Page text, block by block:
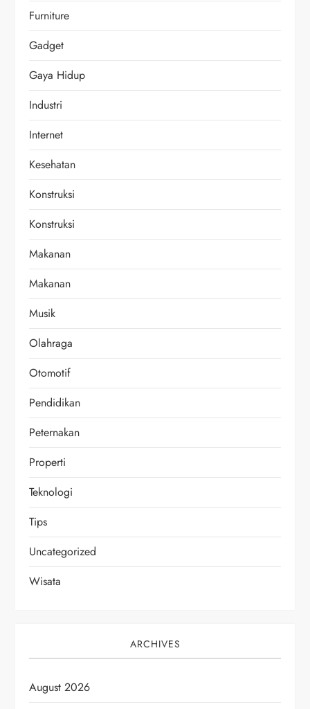
Furniture
Gadget
Gaya Hidup
Industri
Internet
Kesehatan
Konstruksi
Konstruksi
Makanan
Makanan
Musik
Olahraga
Otomotif
Pendidikan
Peternakan
Properti
Teknologi
Tips
Uncategorized
Wisata
ARCHIVES
August 2026